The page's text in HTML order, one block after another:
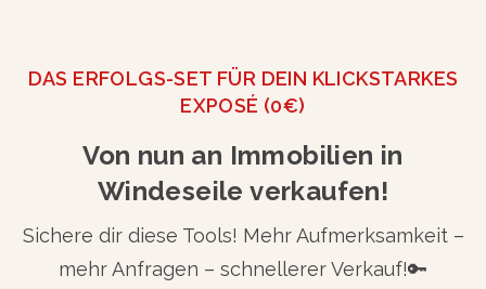
DAS ERFOLGS-SET FÜR DEIN KLICKSTARKES
EXPOSÉ (0€)
Von nun an Immobilien in
Windeseile verkaufen!
Sichere dir diese Tools! Mehr Aufmerksamkeit –
mehr Anfragen – schnellerer Verkauf!🔑